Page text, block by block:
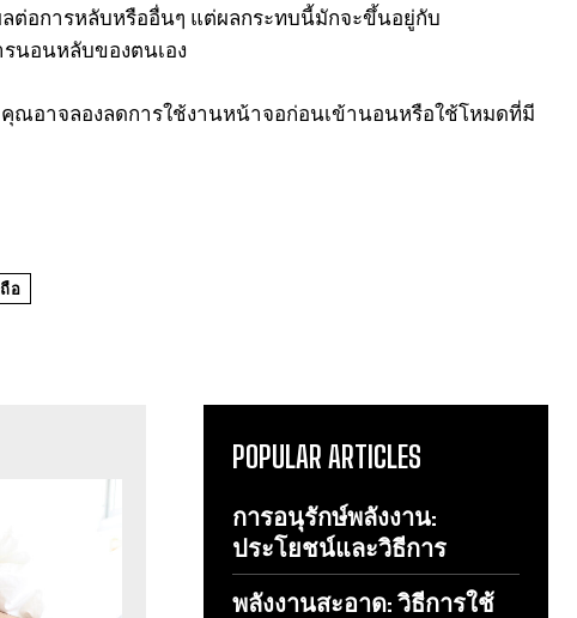
ต่อการหลับหรืออื่นๆ แต่ผลกระทบนี้มักจะขึ้นอยู่กับ
นอนหลับของตนเอง
อาจลองลดการใช้งานหน้าจอก่อนเข้านอนหรือใช้โหมดที่มี
อ
POPULAR ARTICLES
การอนุรักษ์พลังงาน:
ประโยชน์และวิธีการ
พลังงานสะอาด: วิธีการใช้